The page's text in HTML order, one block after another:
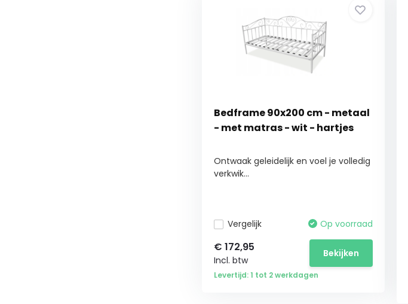
Bedframe 90x200 cm - metaal
- met matras - wit - hartjes
Ontwaak geleidelijk en voel je volledig
verkwik...
Vergelijk Op voorraad
€ 172,95
Incl. btw
Bekijken
Levertijd: 1 tot 2 werkdagen